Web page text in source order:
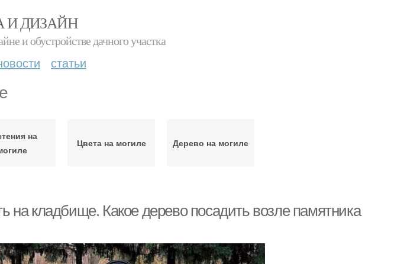
И ДИЗАЙН
и обустройстве дачного участка
статьи
на
Цвета на могиле Дерево на могиле
на кладбище. Какое дерево посадить возле памятника